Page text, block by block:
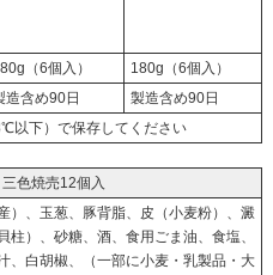
（6個入）
180g（6個入）
造含め90日
製造含め90日
以下）で保存してください
三色焼売12個入
）、玉葱、豚背脂、皮（小麦粉）、澱
柱）、砂糖、酒、食用ごま油、食塩、
、白胡椒、（一部に小麦・乳製品・大